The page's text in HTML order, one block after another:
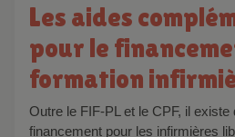
Les aides complémentaires
pour le
formation
Outre le FIF-PL et le CPF, il existe d’autres sources de
financement pour les infirmières